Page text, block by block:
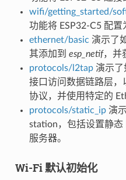
wifi/getting_started/
功能将 ESP32-C5 配置
ethernet/basic 演示了
其添加到 esp_netif，并
protocols/l2tap演示了
接口访问数据链路层，
协议，并使用特定的
protocols/static_ip演
station，包括设置静态
服务器。
Wi-Fi 默认初始化